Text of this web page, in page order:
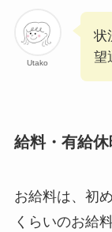
Utako
状
望
給料・有給休
お給料は、初
くらいのお給